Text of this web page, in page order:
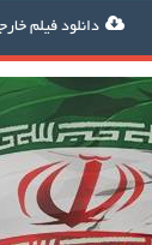
دانلود فیلم